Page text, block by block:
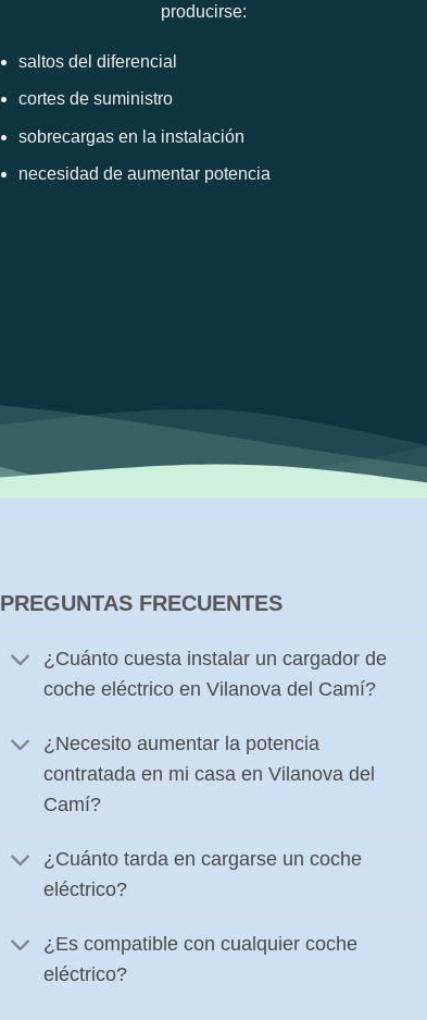
producirse:
saltos del diferencial
cortes de suministro
sobrecargas en la instalación
necesidad de aumentar potencia
PREGUNTAS FRECUENTES
¿Cuánto cuesta instalar un cargador de
coche eléctrico en Vilanova del Camí?
¿Necesito aumentar la potencia
contratada en mi casa en Vilanova del
Camí?
¿Cuánto tarda en cargarse un coche
eléctrico?
¿Es compatible con cualquier coche
eléctrico?